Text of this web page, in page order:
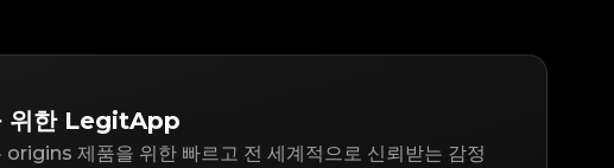
위한 LegitApp
제품을 위한 빠르고 전 세계적으로 신뢰받는 감정